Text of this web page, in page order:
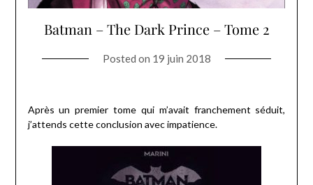
Batman – The Dark Prince – Tome 2
Posted on 19 juin 2018
Après un premier tome qui m’avait franchement séduit,
j’attends cette conclusion avec impatience.